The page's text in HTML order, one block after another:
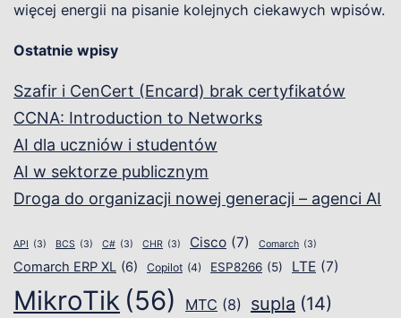
więcej energii na pisanie kolejnych ciekawych wpisów.
Ostatnie wpisy
Szafir i CenCert (Encard) brak certyfikatów
CCNA: Introduction to Networks
AI dla uczniów i studentów
AI w sektorze publicznym
Droga do organizacji nowej generacji – agenci AI
API (3) BCS (3) C# (3) CHR (3) Cisco (7) Comarch (3)
Comarch ERP XL (6) Copilot (4) ESP8266 (5) LTE (7)
MikroTik (56) MTC (8) supla (14)